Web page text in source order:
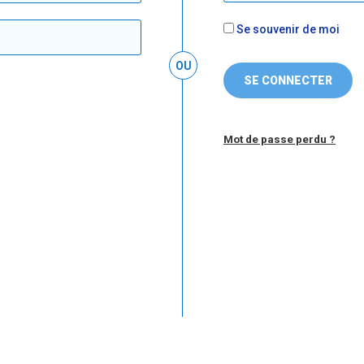
Se souvenir de moi
SE CONNECTER
Mot de passe perdu ?